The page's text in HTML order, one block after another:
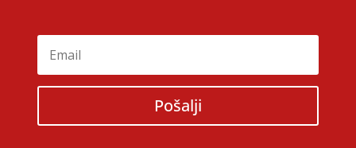
Pošalji